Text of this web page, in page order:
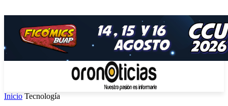
Inicio Tecnología